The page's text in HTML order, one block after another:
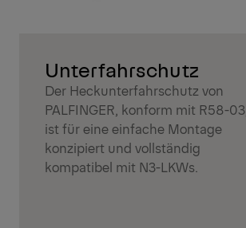
Unterfahrschutz
Der Heckunterfahrschutz von
PALFINGER, konform mit R58-03,
ist für eine einfache Montage
konzipiert und vollständig
kompatibel mit N3-LKWs.